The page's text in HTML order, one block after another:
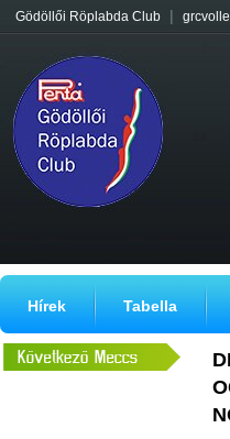
Gödöllői Röplabda Club |
Hírek Tabella